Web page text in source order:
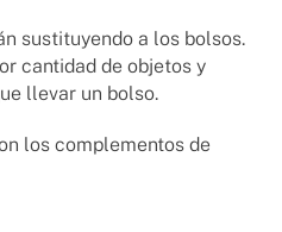
sustituyendo a los bolsos.
cantidad de objetos y
llevar un bolso.
los complementos de